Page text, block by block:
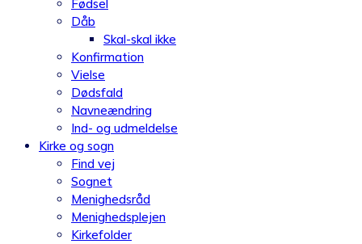
Fødsel
Dåb
Skal-skal ikke
Konfirmation
Vielse
Dødsfald
Navneændring
Ind- og udmeldelse
Kirke og sogn
Find vej
Sognet
Menighedsråd
Menighedsplejen
Kirkefolder